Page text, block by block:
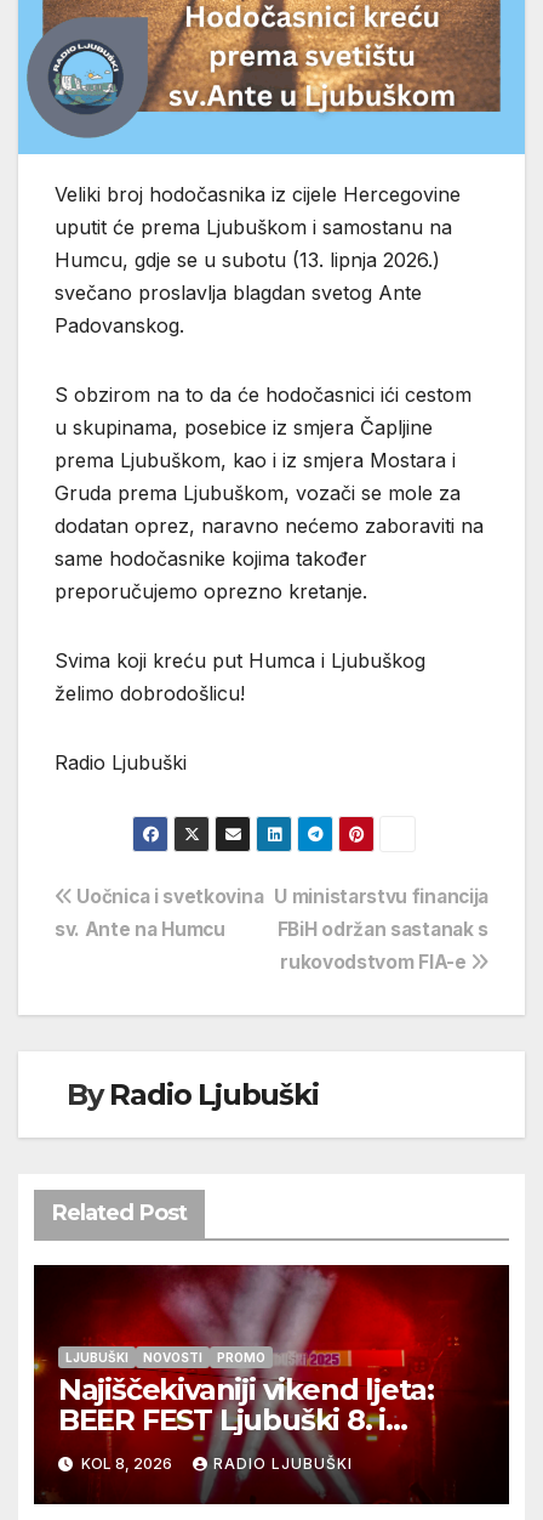
Veliki broj hodočasnika iz cijele Hercegovine
uputit će prema Ljubuškom i samostanu na
Humcu, gdje se u subotu (13. lipnja 2026.)
svečano proslavlja blagdan svetog Ante
Padovanskog.
S obzirom na to da će hodočasnici ići cestom
u skupinama, posebice iz smjera Čapljine
prema Ljubuškom, kao i iz smjera Mostara i
Gruda prema Ljubuškom, vozači se mole za
dodatan oprez, naravno nećemo zaboraviti na
same hodočasnike kojima također
preporučujemo oprezno kretanje.
Svima koji kreću put Humca i Ljubuškog
želimo dobrodošlicu!
Radio Ljubuški
Navigacija
U ministarstvu financija
FBiH održan sastanak s
rukovodstvom FIA-e
Uočnica i svetkovina
sv. Ante na Humcu
ByRadio Ljubuški
Related Post
LJUBUŠKI NOVOSTI PROMO
Najiščekivaniji vikend ljeta:
BEER FEST Ljubuški 8. i
9.kolovoza
KOL 8, 2026 RADIO LJUBUŠKI